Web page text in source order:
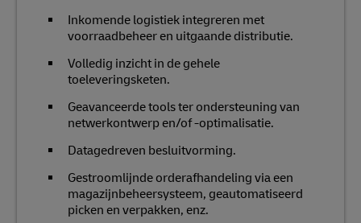
Inkomende logistiek integreren met
voorraadbeheer en uitgaande distributie.
Volledig inzicht in de gehele
toeleveringsketen.
Geavanceerde tools ter ondersteuning van
netwerkontwerp en/of -optimalisatie.
Datagedreven besluitvorming.
Gestroomlijnde orderafhandeling via een
magazijnbeheersysteem, geautomatiseerd
picken en verpakken, enz.